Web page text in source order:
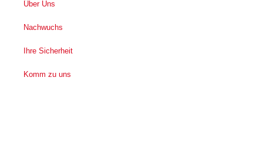
Über Uns
Nachwuchs
Ihre Sicherheit
Komm zu uns